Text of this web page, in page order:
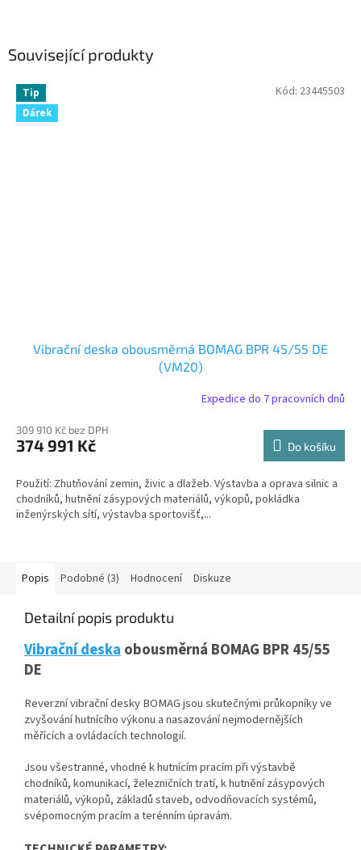
Související produkty
Tip
Dárek
Vibrační deska obousměrná BOMAG BPR 45/55 DE
(VM20)
Expedice do 7 pracovních dnů
309 910 Kč bez DPH
374 991 Kč Do košíku
Použití: Zhutňování zemin, živic a dlažeb. Výstavba a oprava silnic a
chodníků, hutnění zásypových materiálů, výkopů, pokládka
inženýrských sítí, výstavba sportovišť,...
Kód: 23445503
Popis Podobné (3) Hodnocení Diskuze
Detailní popis produktu
Vibrační deska obousměrná BOMAG BPR 45/55
DE
Reverzní vibrační desky BOMAG jsou skutečnými průkopníky ve
zvyšování hutnícího výkonu a nasazování nejmodernějších
měřících a ovládacích technologií.
Jsou všestranné, vhodné k hutnícím pracím při výstavbě
chodníků, komunikací, železničních tratí, k hutnění zásypových
materiálů, výkopů, základů staveb, odvodňovacích systémů,
svépomocným pracím a terénním úpravám.